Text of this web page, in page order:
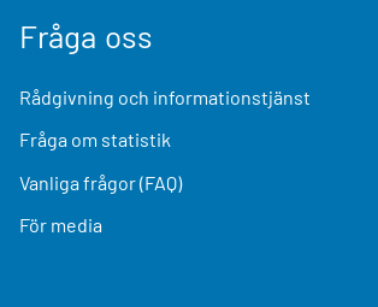
Fråga oss
Rådgivning och informationstjänst
Fråga om statistik
Vanliga frågor (FAQ)
För media